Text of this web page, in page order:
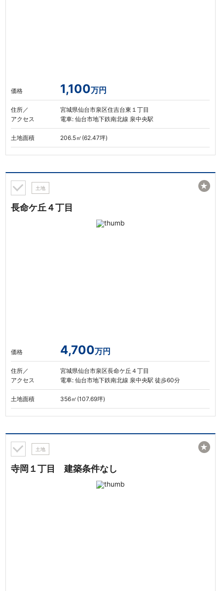
価格 1,100万円
住所／
アクセス
宮城県仙台市泉区住吉台東１丁目
電車: 仙台市地下鉄南北線 泉中央駅
土地面積 206.5㎡(62.47坪)
土地
長命ケ丘４丁目
価格 4,700万円
住所／
アクセス
宮城県仙台市泉区長命ケ丘４丁目
電車: 仙台市地下鉄南北線 泉中央駅 徒歩60分
土地面積 356㎡(107.69坪)
★
土地
寺岡１丁目 建築条件なし
★